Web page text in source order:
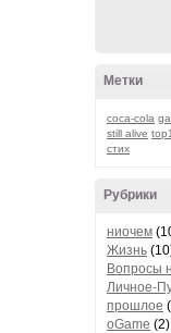
Метки
coca-cola
still alive top1
стих
Рубрики
ниочем
Жизнь
Вопросы
Личное-
прошлое
oGame (2)